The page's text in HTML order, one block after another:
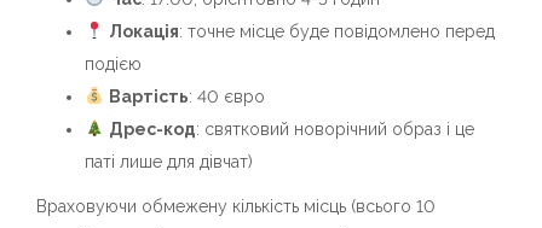
Локація: точне місце буде повідомлено перед
подією
Вартість: 40 євро
Дрес-код: святковий новорічний образ і це
паті лише для дівчат)
Враховуючи обмежену кількість місць (всього 10